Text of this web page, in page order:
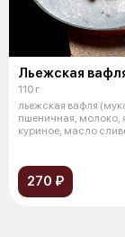
Льежская
110 г
льежская вафля
пшеничная, молоко,
куриное, масло
270 ₽